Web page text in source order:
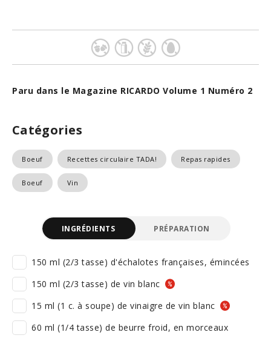
Paru dans le Magazine RICARDO Volume 1 Numéro 2
Catégories
Boeuf Recettes circulaire TADA! Repas rapides
Boeuf Vin
INGRÉDIENTS PRÉPARATION
150 ml (2/3 tasse) d'échalotes françaises, émincées
150 ml (2/3 tasse) de vin blanc
15 ml (1 c. à soupe) de vinaigre de vin blanc
60 ml (1/4 tasse) de beurre froid, en morceaux